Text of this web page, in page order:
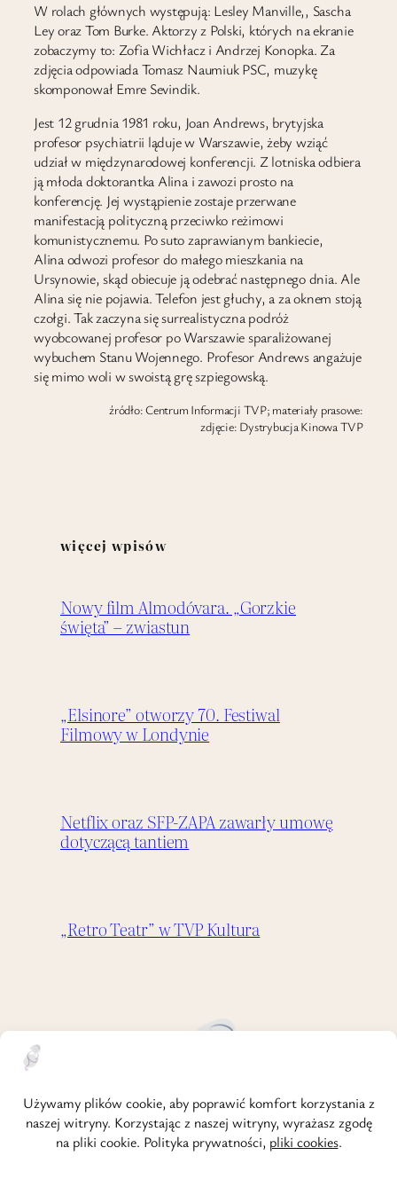
W rolach głównych występują: Lesley Manville,, Sascha
Ley oraz Tom Burke. Aktorzy z Polski, których na ekranie
zobaczymy to: Zofia Wichłacz i Andrzej Konopka. Za
zdjęcia odpowiada Tomasz Naumiuk PSC, muzykę
skomponował Emre Sevindik.
Jest 12 grudnia 1981 roku, Joan Andrews, brytyjska
profesor psychiatrii ląduje w Warszawie, żeby wziąć
udział w międzynarodowej konferencji. Z lotniska odbiera
ją młoda doktorantka Alina i zawozi prosto na
konferencję. Jej wystąpienie zostaje przerwane
manifestacją polityczną przeciwko reżimowi
komunistycznemu. Po suto zaprawianym bankiecie,
Alina odwozi profesor do małego mieszkania na
Ursynowie, skąd obiecuje ją odebrać następnego dnia. Ale
Alina się nie pojawia. Telefon jest głuchy, a za oknem stoją
czołgi. Tak zaczyna się surrealistyczna podróż
wyobcowanej profesor po Warszawie sparaliżowanej
wybuchem Stanu Wojennego. Profesor Andrews angażuje
się mimo woli w swoistą grę szpiegowską.
źródło: Centrum Informacji TVP; materiały prasowe:
zdjęcie: Dystrybucja Kinowa TVP
więcej wpisów
Nowy film Almodóvara. „Gorzkie
święta” – zwiastun
„Elsinore” otworzy 70. Festiwal
Filmowy w Londynie
Netflix oraz SFP-ZAPA zawarły umowę
dotyczącą tantiem
„Retro Teatr” w TVP Kultura
strona główna o mnieregulamin
polityka prywatności